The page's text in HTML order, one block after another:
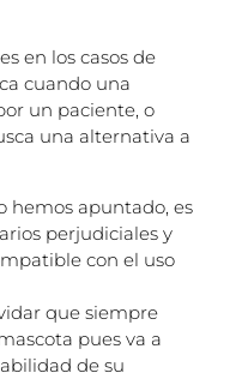
en los casos de
cuando una
un paciente, o
una alternativa a
hemos apuntado, es
perjudiciales y
con el uso
que siempre
pues va a
de su